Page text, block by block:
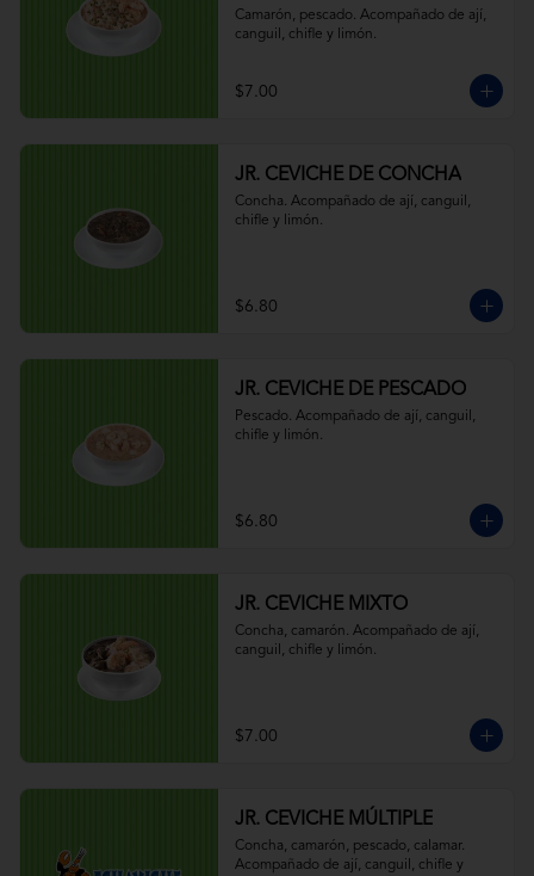
Camarón, pescado. Acompañado de ají,
canguil, chifle y limón.
$7.00
JR. CEVICHE DE CONCHA
Concha. Acompañado de ají, canguil,
chifle y limón.
$6.80
JR. CEVICHE DE PESCADO
Pescado. Acompañado de ají, canguil,
chifle y limón.
$6.80
JR. CEVICHE MIXTO
Concha, camarón. Acompañado de ají,
canguil, chifle y limón.
$7.00
JR. CEVICHE MÚLTIPLE
Concha, camarón, pescado, calamar.
Acompañado de ají, canguil, chifle y